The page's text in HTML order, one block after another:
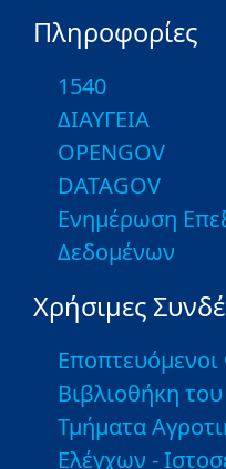
Πληροφορίες
1540
ΔΙΑΥΓΕΙΑ
OPENGOV
DATAGOV
Ενημέρωση
Δεδομένων
Χρήσιμες
Εποπτευόμενοι
Βιβλιοθήκη
Τμήματα
Ελέγχων -